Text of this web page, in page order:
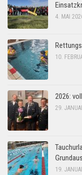
4. MAI
10.
2026:
29.
19.